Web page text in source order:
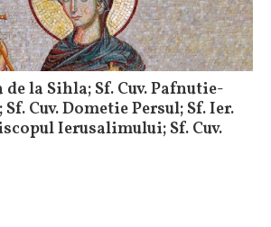
de la Sihla; Sf. Cuv. Pafnutie-
Cuv. Dometie Persul; Sf. Ier.
Ierusalimului; Sf. Cuv.